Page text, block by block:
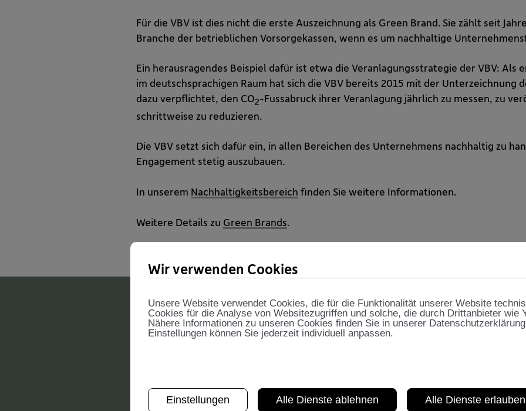
Für die VBV ist dies nicht die erste Auszeichnung als Green Brand. Sie zählt seit
Branche der betrieblichen Vorsorgekassen, wenn es um nachhaltige
Ein herausragendes Beispiel dafür ist etwa die Veranlagungsstrategie der VBV: Als
im deutschsprachigen Raum hat sich die VBV bereits 2015 mit der Unterzeichnung
dazu verpflichtet, den CO2-Fussabruck ihrer Veranlagung jährlich zu messen, zu
schrittweise zu reduzieren.
Die VBV setzt sich dafür ein, in allen Bereichen des Unternehmens nachhaltig zu
Engagement stetig auszubauen.
In unserem Nachhaltigkeitsbereich finden Sie weitere Informationen.
Weitere Details zu Green Brands.
belegen das
Leistungen der VBV.
Wir verwenden Cookies
Unsere Website verwendet Cookies, die für die Funktionalität unserer Website
Cookies für die Analyse von Websitezugriffen und solche, die durch Drittanbieter wie
Nähere Informationen zu unseren Cookies finden Sie in unserer
Einstellungen können Sie jederzeit individuell anpassen.
Einstellungen Alle Dienste ablehnen Alle Dienste erlauben